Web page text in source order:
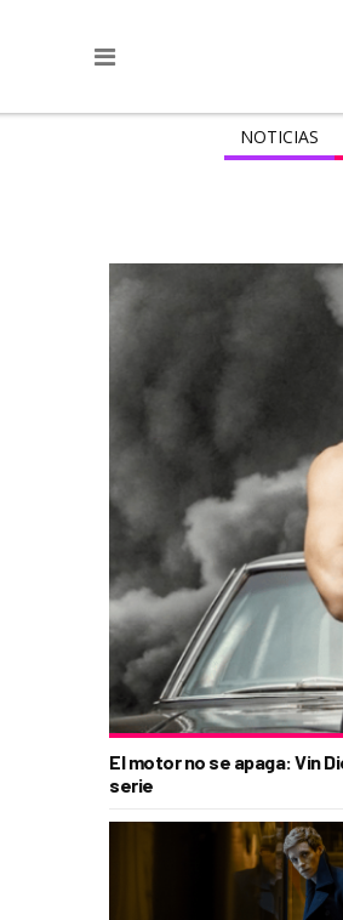
NOTICIAS
El motor no se apaga: Vin
serie